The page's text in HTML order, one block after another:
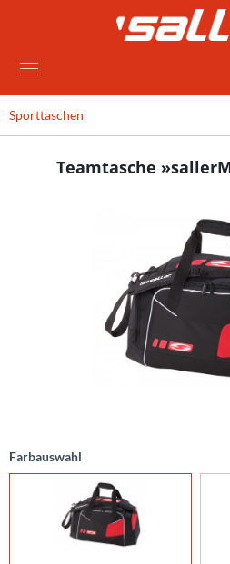
Sporttaschen
Teamtasche
Farbauswahl